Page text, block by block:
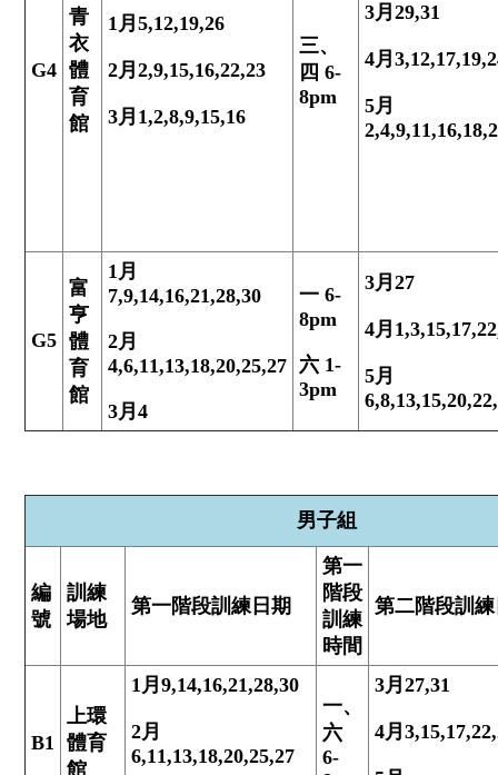
G4
青
衣
體
育
館
1月 5,12,19,26
2月 2,9,15,16,22,23
3月 1,2,8,9,15,16
三、
四 6-
8pm
3月 29,31
4月
5月
G5
富
亨
體
育
館
1月
7,9,14,16,21,28,30
2月
4,6,11,13,18,20,25,27
3月 4
一 6-
8pm
六 1-
3pm
3月 27
4月
5月
男子組
編
號
訓練
場地
第一階段訓練日期
第一
階段
訓練
時間
第二階段訓練
B1
上環
體育
館
1月 9,14,16,21,28,30
2月
6,11,13,18,20,25,27
一、
六
6-
3月 27,31
4月